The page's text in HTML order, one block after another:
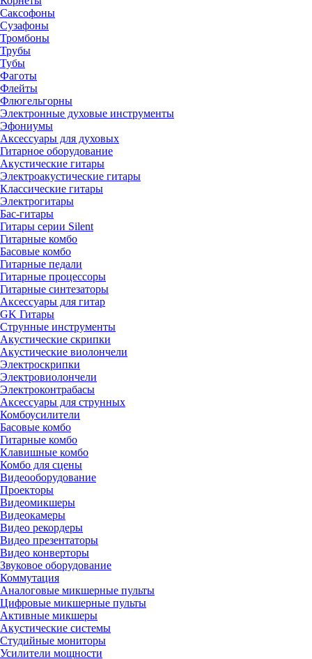
Саксофоны
Сузафоны
Тромбоны
Трубы
Тубы
Фаготы
Флейты
Флюгельгорны
Электронные духовые инструменты
Эфониумы
Аксессуары для духовых
Гитарное оборудование
Акустические гитары
Электроакустические гитары
Классические гитары
Электрогитары
Бас-гитары
Гитары серии Silent
Гитарные комбо
Басовые комбо
Гитарные педали
Гитарные процессоры
Гитарные синтезаторы
Аксессуары для гитар
GK Гитары
Струнные инструменты
Акустические скрипки
Акустические виолончели
Электроскрипки
Электровиолончели
Электроконтрабасы
Аксессуары для струнных
Комбоусилители
Басовые комбо
Гитарные комбо
Клавишные комбо
Комбо для сцены
Видеооборудование
Проекторы
Видеомикшеры
Видеокамеры
Видео рекордеры
Видео презентаторы
Видео конверторы
Звуковое оборудование
Коммутация
Аналоговые микшерные пульты
Цифровые микшерные пульты
Активные микшеры
Акустические системы
Студийные мониторы
Усилители мощности